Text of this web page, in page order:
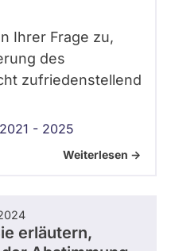
Ihrer Frage zu,
des
zufriedenstellend
- 2025
Weiterlesen ->
erläutern,